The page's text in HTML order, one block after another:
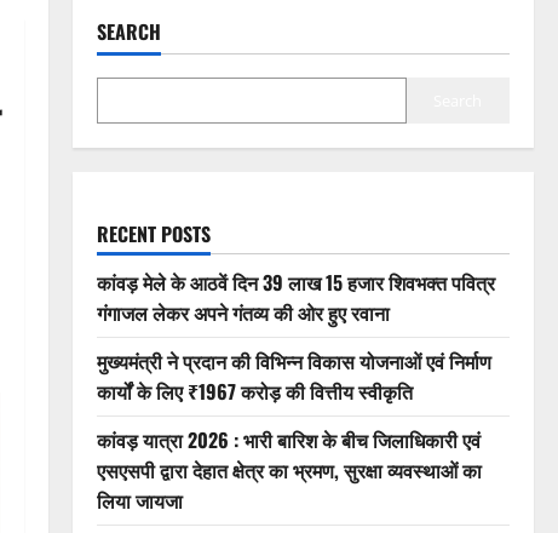
SEARCH
RECENT POSTS
कांवड़ मेले के आठवें दिन 39 लाख 15 हजार शिवभक्त पवित्र
गंगाजल लेकर अपने गंतव्य की ओर हुए रवाना
मुख्यमंत्री ने प्रदान की विभिन्न विकास योजनाओं एवं निर्माण
कार्यों के लिए ₹1967 करोड़ की वित्तीय स्वीकृति
कांवड़ यात्रा 2026 : भारी बारिश के बीच जिलाधिकारी एवं
एसएसपी द्वारा देहात क्षेत्र का भ्रमण, सुरक्षा व्यवस्थाओं का
लिया जायजा